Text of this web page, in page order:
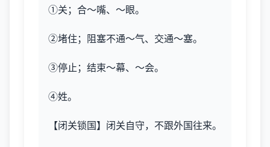
①关；合～嘴、～眼。
②堵住；阻塞不通～气、交通～塞。
③停止；结束～幕、～会。
④姓。
【闭关锁国】闭关自守，不跟外国往来。